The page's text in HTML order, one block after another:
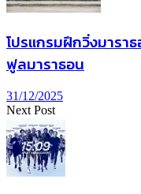
โปรแกรมฝึกวิ่งมารา
ฟูลมาราธอน
31/12/2025
Next Post